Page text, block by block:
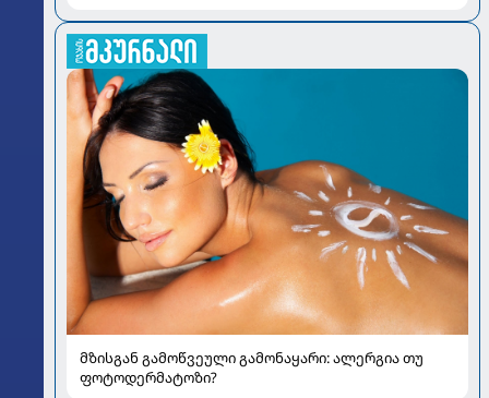
მზისგან გამოწვეული გამონაყარი: ალერგია თუ
ფოტოდერმატოზი?